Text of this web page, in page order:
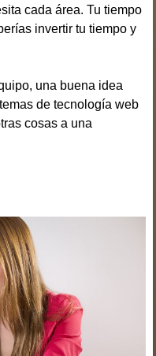
cada área. Tu tiempo
invertir tu tiempo y
una buena idea
de tecnología web
cosas a una